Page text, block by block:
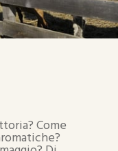
Come